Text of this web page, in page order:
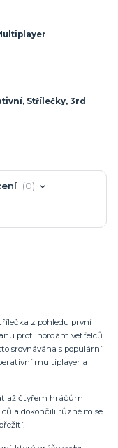
Střílečky, 3rd
0
z pohledu první
proti hordám vetřelců.
srovnávána s populární
multiplayer a
až čtyřem hráčům
a dokončili různé mise.